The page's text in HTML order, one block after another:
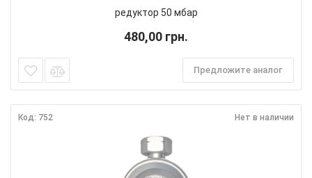
редуктор 50 мбар
480,00 грн.
Предложите аналог
Код: 752 Нет в наличии